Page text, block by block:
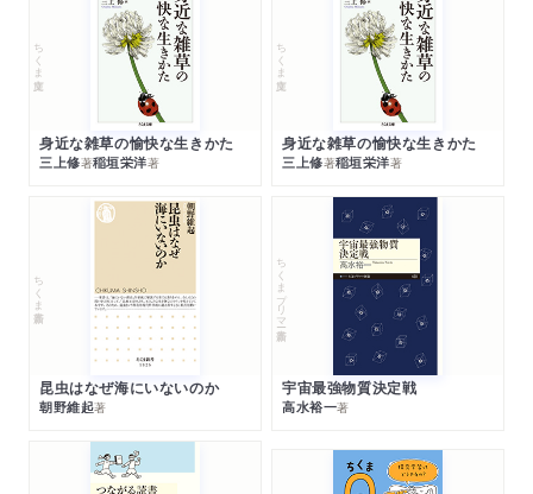
ちくま文庫
身近な雑草の愉快な生きかた
三上修著稲垣栄洋著
ちくま文庫
身近な雑草の愉快な生きかた
三上修著稲垣栄洋著
ちくま新書
昆虫はなぜ海にいないのか
朝野維起著
ちくまプリマー新書
宇宙最強物質決定戦
高水裕一著